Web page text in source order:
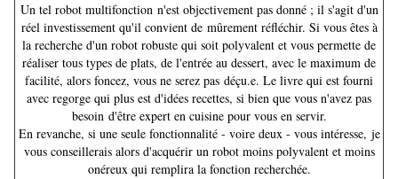
Un tel robot multifonction n'est objectivement pas donné ; il s'agit d'un
réel investissement qu'il convient de mûrement réfléchir. Si vous êtes à
la recherche d'un robot robuste qui soit polyvalent et vous permette de
réaliser tous types de plats, de l'entrée au dessert, avec le maximum de
facilité, alors foncez, vous ne serez pas déçu.e. Le livre qui est fourni
avec regorge qui plus est d'idées recettes, si bien que vous n'avez pas
besoin d'être expert en cuisine pour vous en servir.
En revanche, si une seule fonctionnalité - voire deux - vous intéresse, je
vous conseillerais alors d'acquérir un robot moins polyvalent et moins
onéreux qui remplira la fonction recherchée.